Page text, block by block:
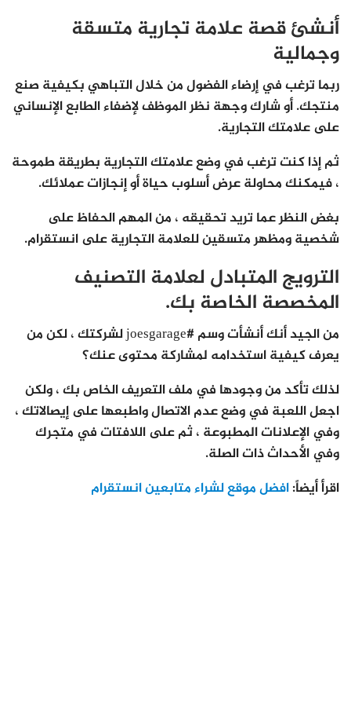
أنشئ قصة علامة تجارية متسقة
وجمالية
ربما ترغب في إرضاء الفضول من خلال التباهي بكيفية صنع
منتجك. أو شارك وجهة نظر الموظف لإضفاء الطابع الإنساني
على علامتك التجارية.
ثم إذا كنت ترغب في وضع علامتك التجارية بطريقة طموحة
، فيمكنك محاولة عرض أسلوب حياة أو إنجازات عملائك.
بغض النظر عما تريد تحقيقه ، من المهم الحفاظ على
شخصية ومظهر متسقين للعلامة التجارية على انستقرام.
الترويج المتبادل لعلامة التصنيف
المخصصة الخاصة بك.
من الجيد أنك أنشأت وسم #joesgarage لشركتك ، لكن من
يعرف كيفية استخدامه لمشاركة محتوى عنك؟
لذلك تأكد من وجودها في ملف التعريف الخاص بك ، ولكن
اجعل اللعبة في وضع عدم الاتصال واطبعها على إيصالاتك ،
وفي الإعلانات المطبوعة ، ثم على اللافتات في متجرك
وفي الأحداث ذات الصلة.
اقرأ أيضاً:افضل موقع لشراء متابعين انستقرام